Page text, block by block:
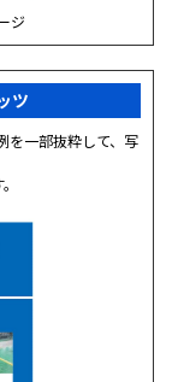
ジ
ツ
を一部抜粋して、写